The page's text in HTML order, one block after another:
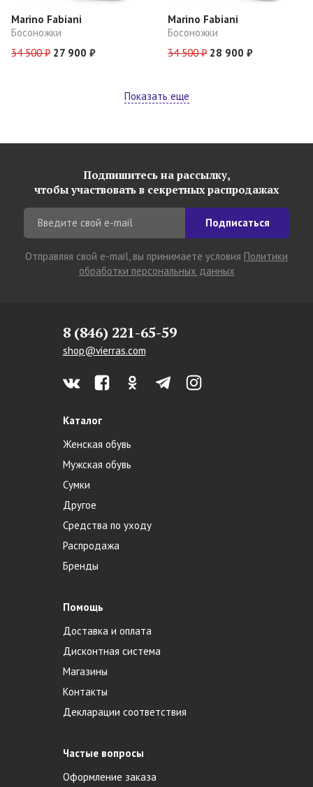
Marino Fabiani
Босоножки
34 500 ₽ 27 900 ₽
Marino Fabiani
Босоножки
34 500 ₽ 28 900 ₽
Показать еще
Подпишитесь на рассылку,
чтобы участвовать в секретных распродажах
Подписаться
Отправляя свой e-mail, вы принимаете условия Политики
обработки персональных данных
8 (846) 221-65-59
shop@vierras.com
Каталог
Женская обувь
Мужская обувь
Сумки
Другое
Средства по уходу
Распродажа
Бренды
Помощь
Доставка и оплата
Дисконтная система
Магазины
Контакты
Декларации соответствия
Частые вопросы
Оформление заказа